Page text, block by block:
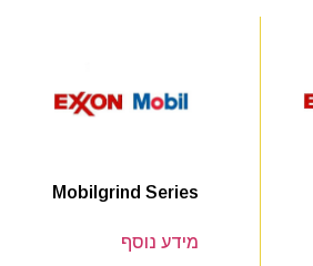
Mobilgrind Series
מידע נוסף